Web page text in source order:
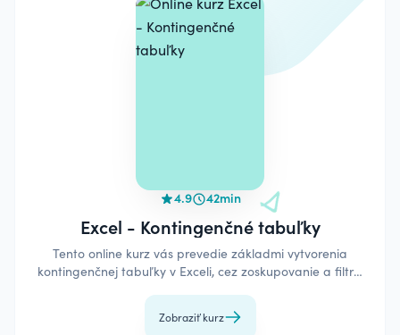
4.9 42min
Excel - Kontingenčné tabuľky
Tento online kurz vás prevedie základmi vytvorenia
kontingenčnej tabuľky v Exceli, cez zoskupovanie a filtre,
Zobraziť kurz